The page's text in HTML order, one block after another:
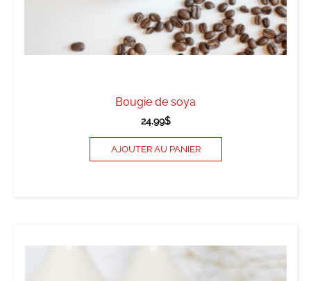
Bougie de soya
24.99$
AJOUTER AU PANIER
produit
a
plusieurs